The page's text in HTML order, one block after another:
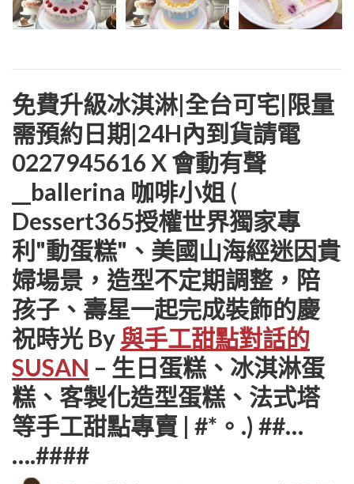
免費升級冰淇淋|全台可宅|限量
需預約日期|24H內到貨請電
0227945616 X 會動有聲
__ballerina 咖啡小姐 (
Dessert365授權世界獨家專
利"動蛋糕"、美國山海經迷因貴
婦場景，造型不定期調整，陪
孩子、壽星一起完成裝飾的慶
祝時光 By與手工甜點對話的
SUSAN – 生日蛋糕、冰淇淋蛋
糕、客製化造型蛋糕、法式塔
等手工甜點專賣 | #*。.) ##…
….####